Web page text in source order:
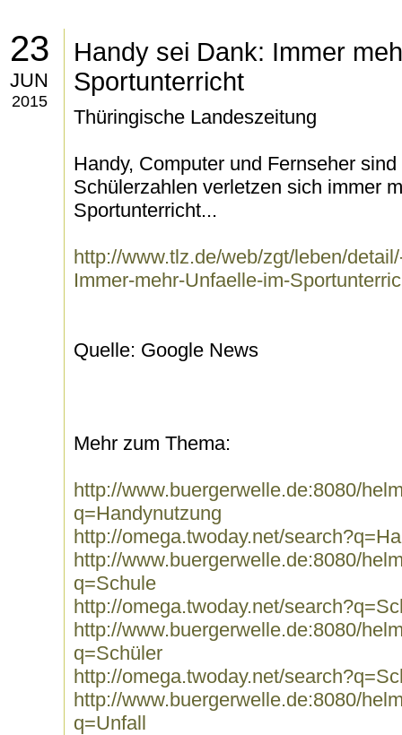
23
JUN
2015
Handy sei Dank: Immer
Sportunterricht
Thüringische Landeszeitung
Handy, Computer und Fernseher
Schülerzahlen verletzen sich immer
Sportunterricht...
http://www.tlz.de/web/zgt/leben/
Immer-mehr-Unfaelle-im-
Quelle: Google News
Mehr zum Thema:
http://www.buergerwelle.de:8080/
q=Handynutzung
http://omega.twoday.net/
http://www.buergerwelle.de:8080/
q=Schule
http://omega.twoday.net/
http://www.buergerwelle.de:8080/
q=Schüler
http://omega.twoday.net/
http://www.buergerwelle.de:8080/
q=Unfall